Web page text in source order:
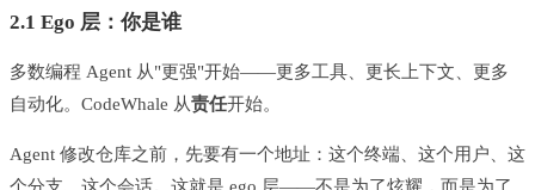
2.1 Ego 层：你是谁
多数编程 Agent 从"更强"开始——更多工具、更长上下文、更多
自动化。CodeWhale 从责任开始。
Agent 修改仓库之前，先要有一个地址：这个终端、这个用户、这